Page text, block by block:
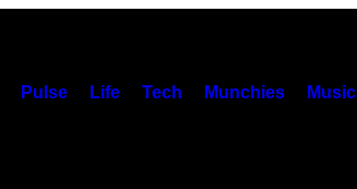
Pulse Life Tech Munchies Music